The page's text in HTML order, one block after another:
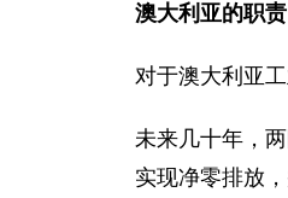
澳大利亚的职责
对于澳大利亚
未来几十年，
实现净零排放